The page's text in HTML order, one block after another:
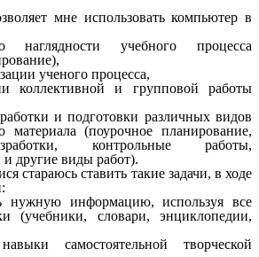
мне использовать компьютер в
учебного процесса
ученого процесса,
коллективной и групповой работы
и подготовки различных видов
материала (поурочное планирование,
контрольные работы,
другие виды работ).
стараюсь ставить такие задачи, в ходе
нужную информацию, используя все
(учебники, словари, энциклопедии,
самостоятельной творческой